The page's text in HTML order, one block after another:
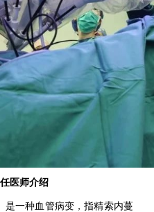
医师介绍
是一种血管病变，指精索内蔓